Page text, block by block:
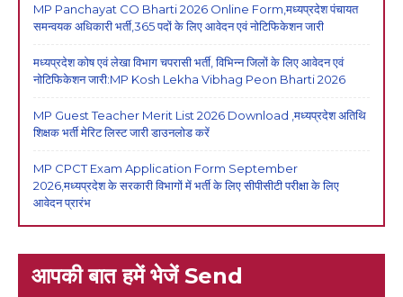
MP Panchayat CO Bharti 2026 Online Form,मध्यप्रदेश पंचायत
समन्वयक अधिकारी भर्ती,365 पदों के लिए आवेदन एवं नोटिफिकेशन जारी
मध्यप्रदेश कोष एवं लेखा विभाग चपरासी भर्ती, विभिन्न जिलों के लिए आवेदन एवं
नोटिफिकेशन जारी:MP Kosh Lekha Vibhag Peon Bharti 2026
MP Guest Teacher Merit List 2026 Download ,मध्यप्रदेश अतिथि
शिक्षक भर्ती मेरिट लिस्ट जारी डाउनलोड करें
MP CPCT Exam Application Form September
2026,मध्यप्रदेश के सरकारी विभागों में भर्ती के लिए सीपीसीटी परीक्षा के लिए
आवेदन प्रारंभ
आपकी बात हमें भेजें Send